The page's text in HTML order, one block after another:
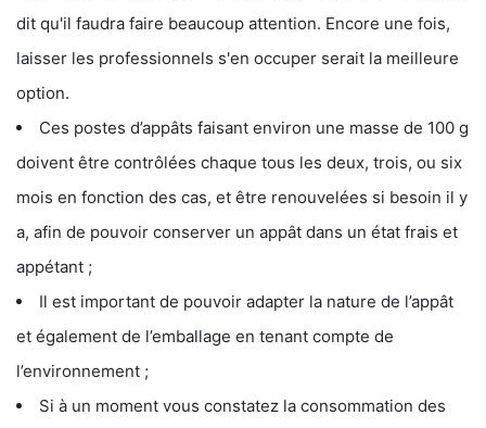
dit qu'il faudra faire beaucoup attention. Encore une fois,
laisser les professionnels s'en occuper serait la meilleure
option.
Ces postes d’appâts faisant environ une masse de 100 g
doivent être contrôlées chaque tous les deux, trois, ou six
mois en fonction des cas, et être renouvelées si besoin il y
a, afin de pouvoir conserver un appât dans un état frais et
appétant ;
Il est important de pouvoir adapter la nature de l’appât
et également de l’emballage en tenant compte de
l’environnement ;
Si à un moment vous constatez la consommation des